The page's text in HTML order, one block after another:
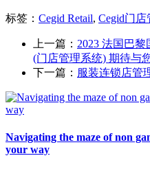
标签： Cegid Retail, Cegid门
上一篇： 2023 法国巴
(门店管理系统) 期待与
下一篇： 服装连锁店管
Navigating the maze of non
your way